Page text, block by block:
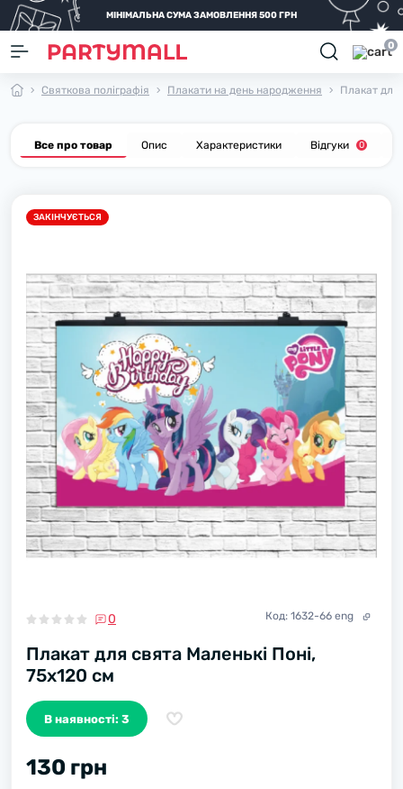
МІНІМАЛЬНА СУМА ЗАМОВЛЕННЯ 500 ГРН
0
Святкова поліграфія Плакати на день народження Плакат для
Все про товар Опис Характеристики Відгуки 0
ЗАКІНЧУЄТЬСЯ
0 Код: 1632-66 eng
Плакат для свята Маленькі Поні,
75х120 см
В наявності: 3
130 грн